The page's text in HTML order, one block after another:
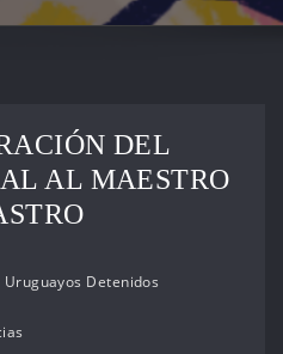
DEL
AL MAESTRO
Detenidos